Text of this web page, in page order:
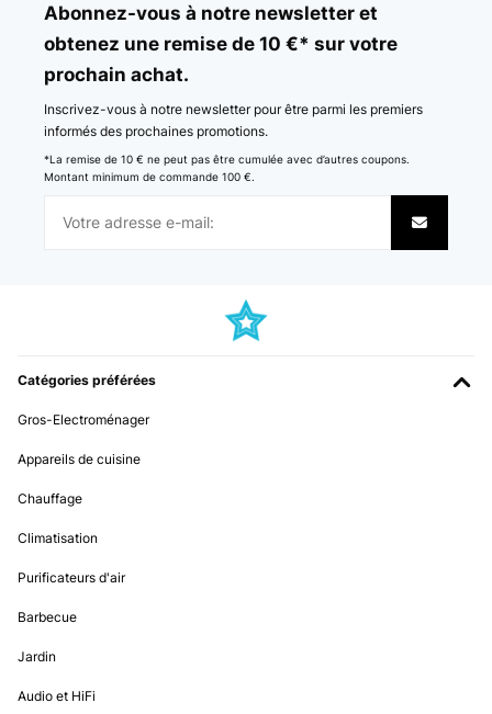
Abonnez-vous à notre newsletter et
obtenez une remise de 10 €* sur votre
prochain achat.
Inscrivez-vous à notre newsletter pour être parmi les premiers
informés des prochaines promotions.
*La remise de 10 € ne peut pas être cumulée avec d’autres coupons.
Montant minimum de commande 100 €.
Catégories préférées
Gros-Electroménager
Appareils de cuisine
Chauffage
Climatisation
Purificateurs d'air
Barbecue
Jardin
Audio et HiFi